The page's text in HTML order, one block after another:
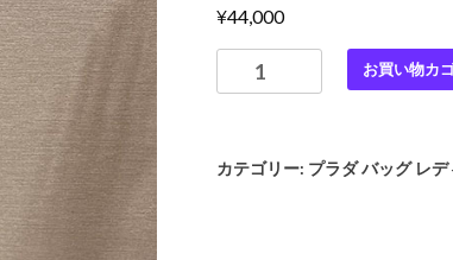
¥44,000
ラ
ッ
お買い物カ
カテゴリー: プラダ バッグ レデ